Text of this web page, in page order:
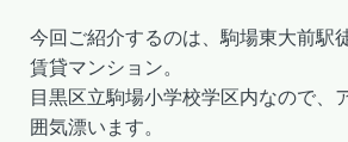
今回ご紹介するのは、駒場東大前駅
賃貸マンション。
目黒区立駒場小学校学区内なので、
囲気漂います。